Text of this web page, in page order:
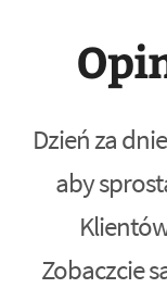
Dzień za
aby
Zobaczcie